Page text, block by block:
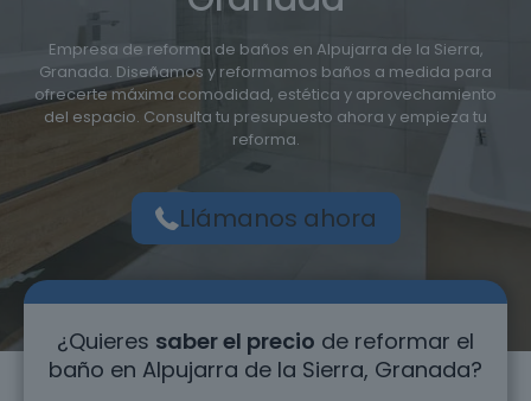
Empresa de reforma de baños en Alpujarra de la Sierra,
Granada. Diseñamos y reformamos baños a medida para
ofrecerte máxima comodidad, estética y aprovechamiento
del espacio. Consulta tu presupuesto ahora y empieza tu
reforma.
Llámanos ahora
¿Quieres saber el precio de reformar el
baño en Alpujarra de la Sierra, Granada?